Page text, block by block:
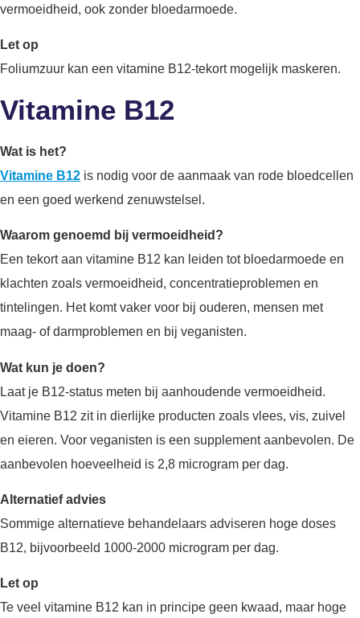
vermoeidheid, ook zonder bloedarmoede.
Let op
Foliumzuur kan een vitamine B12-tekort mogelijk maskeren.
Vitamine B12
Wat is het?
Vitamine B12 is nodig voor de aanmaak van rode bloedcellen
en een goed werkend zenuwstelsel.
Waarom genoemd bij vermoeidheid?
Een tekort aan vitamine B12 kan leiden tot bloedarmoede en
klachten zoals vermoeidheid, concentratieproblemen en
tintelingen. Het komt vaker voor bij ouderen, mensen met
maag- of darmproblemen en bij veganisten.
Wat kun je doen?
Laat je B12-status meten bij aanhoudende vermoeidheid.
Vitamine B12 zit in dierlijke producten zoals vlees, vis, zuivel
en eieren. Voor veganisten is een supplement aanbevolen. De
aanbevolen hoeveelheid is 2,8 microgram per dag.
Alternatief advies
Sommige alternatieve behandelaars adviseren hoge doses
B12, bijvoorbeeld 1000-2000 microgram per dag.
Let op
Te veel vitamine B12 kan in principe geen kwaad, maar hoge